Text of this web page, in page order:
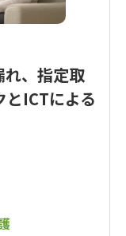
れ、指定取
ICTによる